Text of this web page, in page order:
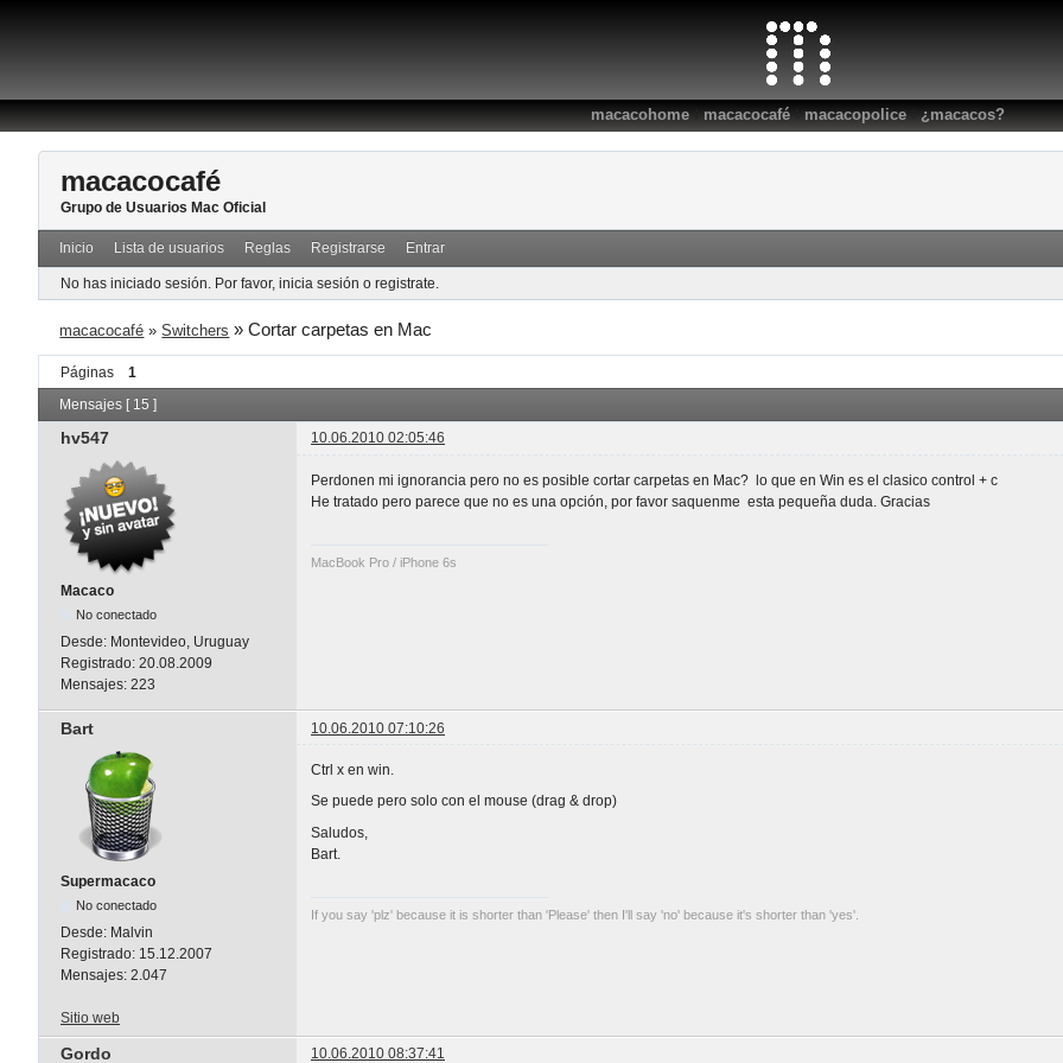
macacohome:macacocafé:macacopolice:¿macacos?
macacocafé
Grupo de Usuarios Mac Oficial
Inicio Lista de usuarios Reglas Registrarse Entrar
No has iniciado sesión. Por favor, inicia sesión o registrate.
macacocafé »Switchers »Cortar carpetas en Mac
Páginas
1
Mensajes [ 15 ]
hv547 10.06.2010 02:05:46
Macaco
No conectado
Desde: Montevideo, Uruguay
Registrado: 20.08.2009
Mensajes: 223
Perdonen mi ignorancia pero no es posible cortar carpetas en Mac? lo que en Win es el clasico control + c
He tratado pero parece que no es una opción, por favor saquenme esta pequeña duda. Gracias
MacBook Pro / iPhone 6s
Bart 10.06.2010 07:10:26
Supermacaco
No conectado
Desde: Malvin
Registrado: 15.12.2007
Mensajes: 2.047
Ctrl x en win.
Se puede pero solo con el mouse (drag & drop)
Saludos,
Bart.
If you say 'plz' because it is shorter than 'Please' then I'll say 'no' because it's shorter than 'yes'.
Sitio web
Gordo 10.06.2010 08:37:41